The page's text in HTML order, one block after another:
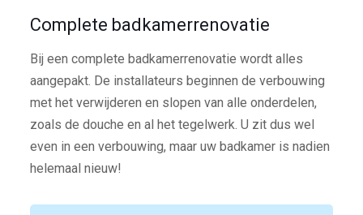
Complete badkamerrenovatie
Bij een complete badkamerrenovatie wordt alles
aangepakt. De installateurs beginnen de verbouwing
met het verwijderen en slopen van alle onderdelen,
zoals de douche en al het tegelwerk. U zit dus wel
even in een verbouwing, maar uw badkamer is nadien
helemaal nieuw!